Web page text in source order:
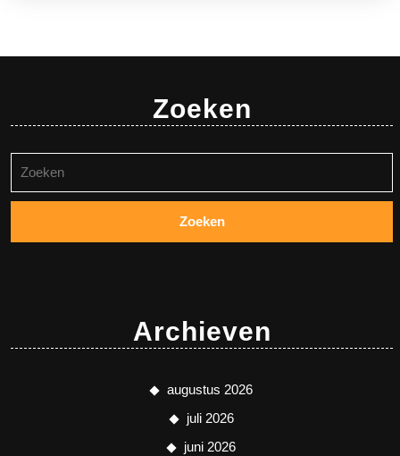
Zoeken
naar:
Archieven
augustus 2026
juli 2026
juni 2026